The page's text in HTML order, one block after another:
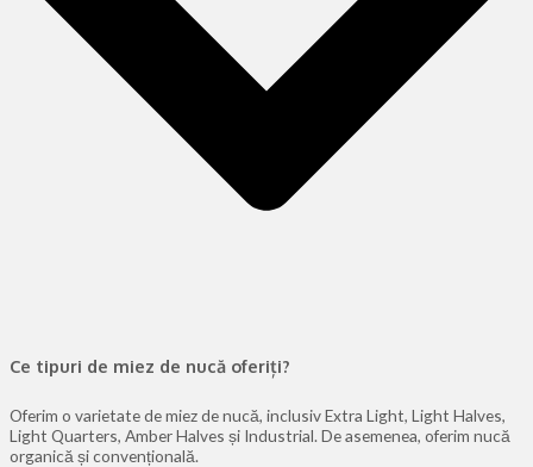
Ce tipuri de miez de nucă oferiți?
Oferim o varietate de miez de nucă, inclusiv Extra Light, Light Halves,
Light Quarters, Amber Halves și Industrial. De asemenea, oferim nucă
organică și convențională.